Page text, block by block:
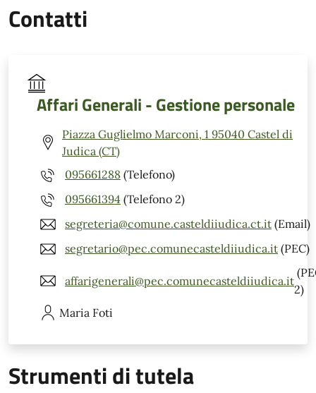
Contatti
Affari Generali - Gestione personale
Piazza Guglielmo Marconi, 1 95040 Castel di
Judica (CT)
095661288 (Telefono)
095661394 (Telefono 2)
segreteria@comune.casteldiiudica.ct.it (Email)
segretario@pec.comunecasteldiiudica.it (PEC)
affarigenerali@pec.comunecasteldiiudica.it
2)
Maria Foti
Strumenti di tutela